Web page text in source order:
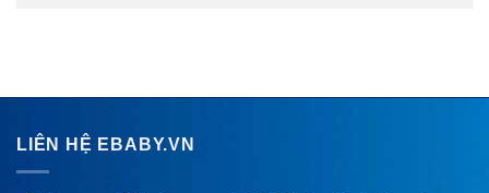
LIÊN HỆ EBABY.VN